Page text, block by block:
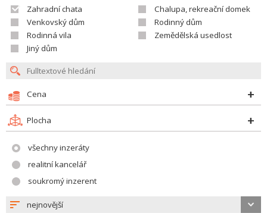
Zahradní chata
Chalupa, rekreační domek
Venkovský dům
Rodinný dům
Rodinná vila
Zemědělská usedlost
Jiný dům
Cena
Plocha
všechny inzeráty
realitní kancelář
soukromý inzerent
nejnovější